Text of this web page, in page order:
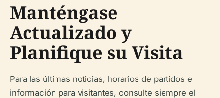
Manténgase
Actualizado y
Planifique su Visita
Para las últimas noticias, horarios de partidos e
información para visitantes, consulte siempre el